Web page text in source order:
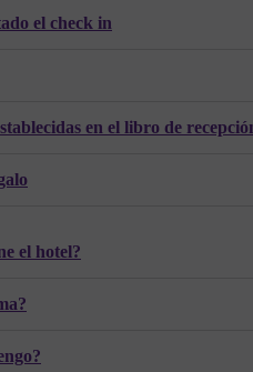
el check in
en el libro de
el hotel?